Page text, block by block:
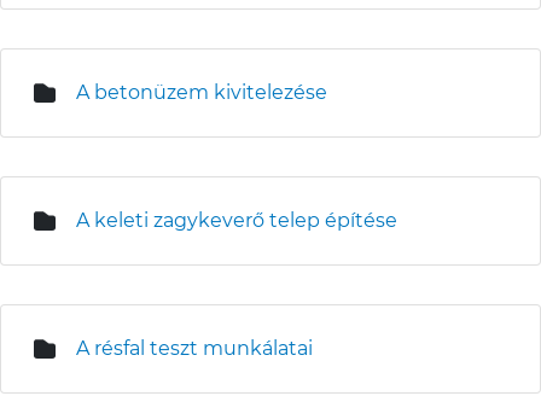
A betonüzem kivitelezése
A keleti zagykeverő telep építése
A résfal teszt munkálatai